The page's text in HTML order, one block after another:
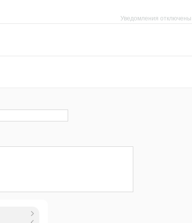
Уведомления отключены
подачи и 90 °С — на обратной магистрали.
узлов Giacomini позволяет
задачу проектирования и монтажа
независимую регулировку по каждому
позволяет подобрать узел в соответствии с
любой технической задачи, гамма
Ду50 и количество подключений от 2 до 12 делает